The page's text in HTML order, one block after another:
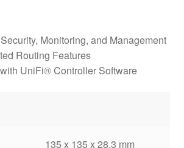
Monitoring, and Management
Routing Features
UniFi® Controller Software
135 x 135 x 28.3 mm